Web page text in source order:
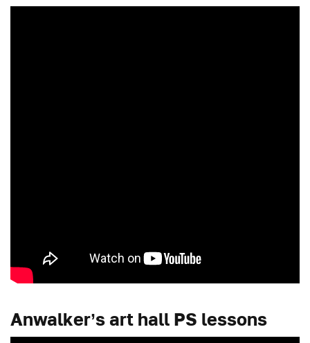
Anwalker’s art hall PS lessons